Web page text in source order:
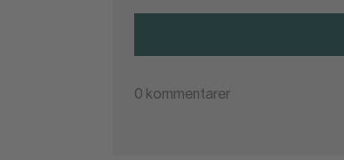
0 kommentarer